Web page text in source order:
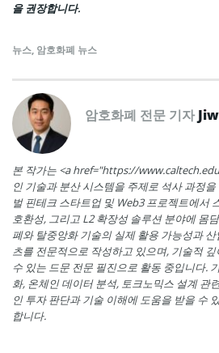
을 권장합니다.
뉴스, 암호화폐 뉴스
암호화폐 전문 기자
본 작가는 <a href="https://
인 기술과 분산 시스템을 주제로 석사 과정
벌 핀테크 스타트업 및 Web3 프로젝트에서
호환성, 그리고 L2 확장성 솔루션 분야에 몸
폐와 탈중앙화 기술의 실제 활용 가능성과
츠를 전문적으로 작성하고 있으며, 기술적
수 있는 드문 전문 필진으로 활동 중입니다.
화, 온체인 데이터 분석, 토크노믹스 설계 관
인 투자 판단과 기술 이해에 도움을 받을 수
합니다.